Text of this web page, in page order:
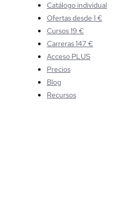
Catálogo individual
Ofertas desde 1 €
Cursos 19 €
Carreras 147 €
Acceso PLUS
Precios
Blog
Recursos